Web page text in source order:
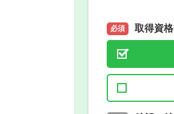
必須 取得資格